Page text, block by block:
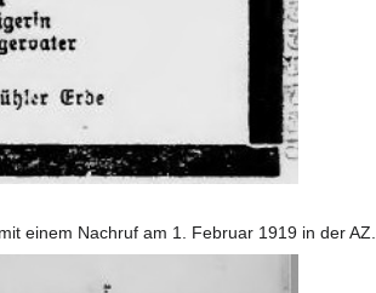
einem Nachruf am 1. Februar 1919 in der AZ.